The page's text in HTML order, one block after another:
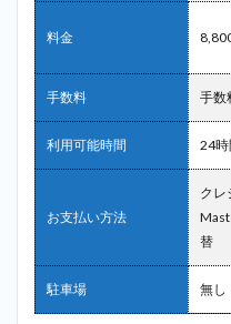
料金
手数料 手数
利用可能時間 24
お支払い方法
クレ
替
駐車場 無し